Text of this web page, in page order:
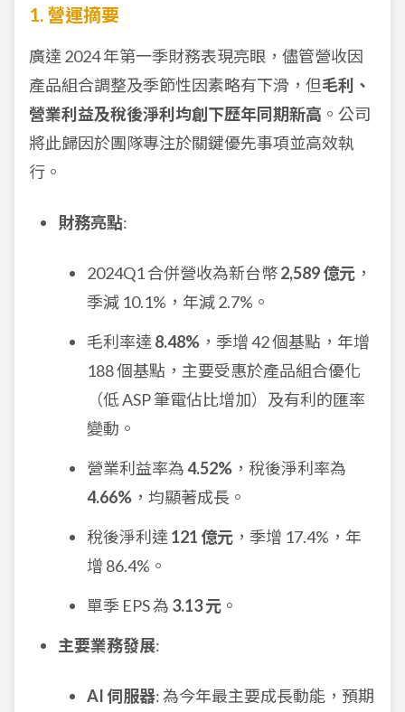
1. 營運摘要
廣達 2024 年第一季財務表現亮眼，儘管營收因
產品組合調整及季節性因素略有下滑，但毛利、
營業利益及稅後淨利均創下歷年同期新高 。公司
將此歸因於團隊專注於關鍵優先事項並高效執
行。
財務亮點:
2024Q1 合併營收為新台幣2,589 億元 ，
季減 10.1%，年減 2.7%。
毛利率達 8.48% ，季增 42 個基點，年增
188 個基點，主要受惠於產品組合優化
（低 ASP 筆電佔比增加）及有利的匯率
變動。
營業利益率為4.52% ，稅後淨利率為
4.66% ，均顯著成長。
稅後淨利達 121 億元 ，季增 17.4%，年
增 86.4%。
單季 EPS 為 3.13 元 。
主要業務發展:
AI 伺服器: 為今年最主要成長動能，預期